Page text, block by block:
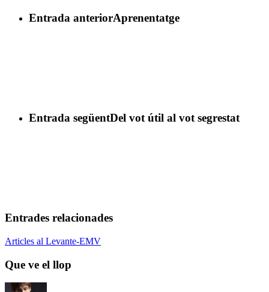
Entrada anteriorAprenentatge
Entrada següentDel vot útil al vot segrestat
Entrades relacionades
Articles al Levante-EMVQue
Que ve el llop